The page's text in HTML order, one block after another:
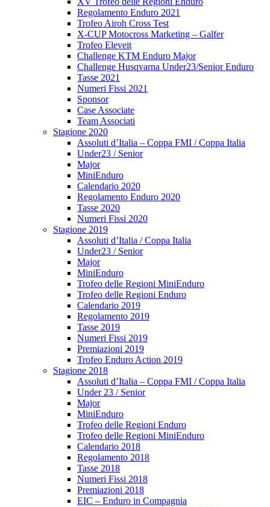
Regolamento Enduro 2021
Trofeo Airoh Cross Test
X-CUP Motocross Marketing – Galfer
Trofeo Eleveit
Challenge KTM Enduro Major
Challenge Husqvarna Under23/Senior Enduro
Tasse 2021
Numeri Fissi 2021
Sponsor
Case Associate
Team Associati
Stagione 2020
Assoluti d’Italia – Coppa FMI / Coppa Italia
Under23 / Senior
Major
MiniEnduro
Calendario 2020
Regolamento Enduro 2020
Tasse 2020
Numeri Fissi 2020
Stagione 2019
Assoluti d’Italia / Coppa Italia
Under23 / Senior
Major
MiniEnduro
Trofeo delle Regioni MiniEnduro
Trofeo delle Regioni Enduro
Calendario 2019
Regolamento 2019
Tasse 2019
Numeri Fissi 2019
Premiazioni 2019
Trofeo Enduro Action 2019
Stagione 2018
Assoluti d’Italia – Coppa FMI / Coppa Italia
Under 23 / Senior
Major
MiniEnduro
Trofeo delle Regioni Enduro
Trofeo delle Regioni MiniEnduro
Calendario 2018
Regolamento 2018
Tasse 2018
Numeri Fissi 2018
Premiazioni 2018
EIC – Enduro in Compagnia